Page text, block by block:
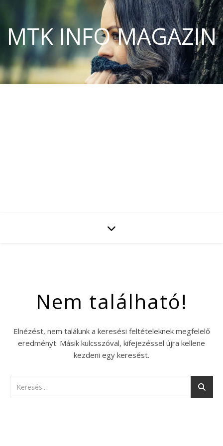
MTK INFO MAGAZIN
Nem található!
Elnézést, nem találunk a keresési feltételeknek megfelelő
eredményt. Másik kulcsszóval, kifejezéssel újra kellene
kezdeni egy keresést.